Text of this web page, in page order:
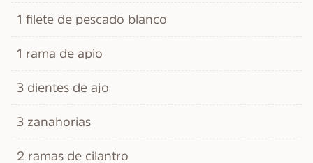
1 filete de pescado blanco
1 rama de apio
3 dientes de ajo
3 zanahorias
2 ramas de cilantro